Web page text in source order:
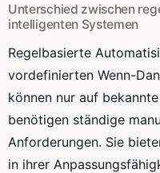
Unterschied zwischen
intelligenten Systemen
Regelbasierte
vordefinierten Wenn-
können nur auf
benötigen ständige
Anforderungen. Sie
in ihrer